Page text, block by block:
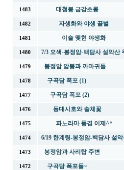
1483 대청봉 금강초롱
1482 자생화와 야생 끌벌
1481 이슬 맺힌 야생화
1480 7/3 오색-봉정암-백담사 설악산
1479 봉정암 암봉과 까마귀들
1478 구곡담 폭포 (1)
1477 구곡담 폭포 (2)
1476 등대시호와 솔체꽃
1475 파노라마 풍경 이제^^
1474 6/19 한계령-봉정암-백담사 설
1473 봉정암과 사리탑 주변
1472 구곡담 폭포들~